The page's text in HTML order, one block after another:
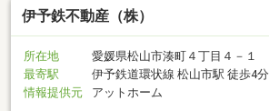
伊予鉄不動産（株）
所在地
愛媛県松山市湊町４丁目４－１
最寄駅
伊予鉄道環状線 松山市駅 徒歩4分
情報提供元
アットホーム